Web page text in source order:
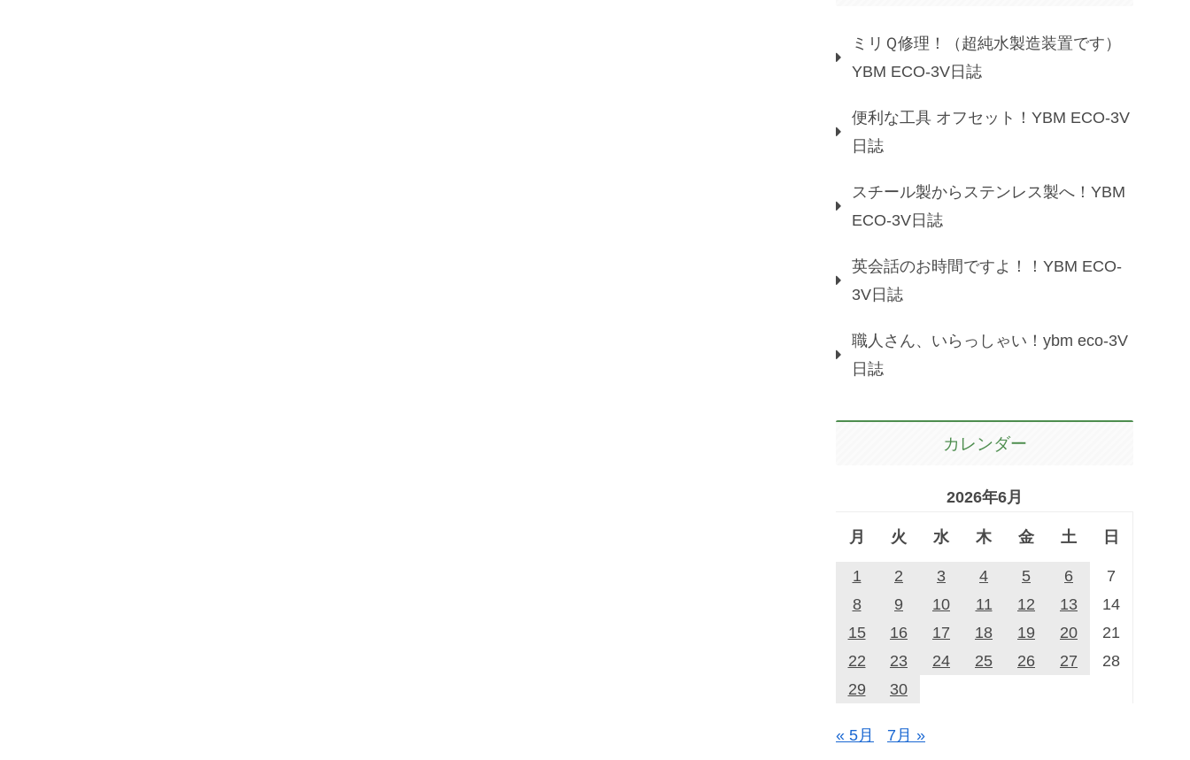
ミリＱ修理！（超純水製造装置です）
YBM ECO-3V日誌
便利な工具 オフセット！YBM ECO-3V
日誌
スチール製からステンレス製へ！YBM
ECO-3V日誌
英会話のお時間ですよ！！YBM ECO-
3V日誌
職人さん、いらっしゃい！ybm eco-3V
日誌
カレンダー
2026年6月
月 火 水 木 金 土 日
1 2 3 4 5 6
7
8
9 10 11 12 13
14
15
16 17 18 19 20
21
22
23 24 25 26 27
28
29
30
« 5月 7月 »